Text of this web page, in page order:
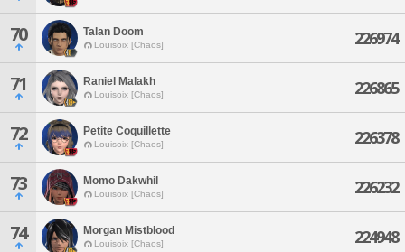
70 Talan Doom
Louisoix [Chaos] 226974
71 Raniel Malakh
Louisoix [Chaos] 226865
72 Petite Coquillette
Louisoix [Chaos] 226378
73 Momo Dakwhil
Louisoix [Chaos] 226232
74 Morgan Mistblood
Louisoix [Chaos] 224948